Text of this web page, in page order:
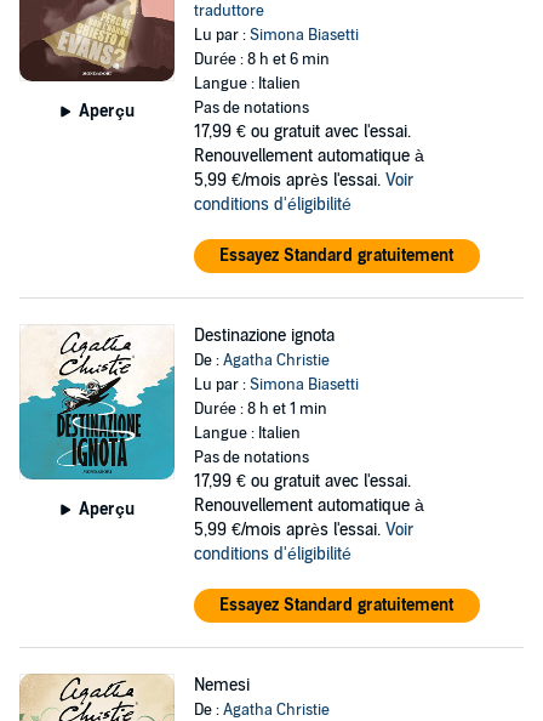
Aperçu
traduttore
Lu par :Simona Biasetti
Durée : 8 h et 6 min
Langue : Italien
Pas de notations
17,99 € ou gratuit avec l'essai.
Renouvellement automatique à
5,99 €/mois après l'essai. Voir
conditions d'éligibilité
Essayez Standard gratuitement
Aperçu
Destinazione ignota
De :Agatha Christie
Lu par :Simona Biasetti
Durée : 8 h et 1 min
Langue : Italien
Pas de notations
17,99 € ou gratuit avec l'essai.
Renouvellement automatique à
5,99 €/mois après l'essai. Voir
conditions d'éligibilité
Essayez Standard gratuitement
Nemesi
De :Agatha Christie